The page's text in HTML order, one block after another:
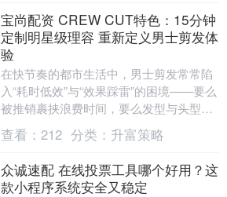
宝尚配资 CREW CUT特色：15分钟
定制明星级理容 重新定义男士剪发体
验
在快节奏的都市生活中，男士剪发常常陷
入“耗时低效”与“效果踩雷”的困境——要么
被推销裹挟浪费时间，要么发型与头型脸
型脱节。香港CREW CUT品牌以“精准定
制+....
查看： 212 分类： 升富策略
众诚速配 在线投票工具哪个好用？这
款小程序系统安全又稳定